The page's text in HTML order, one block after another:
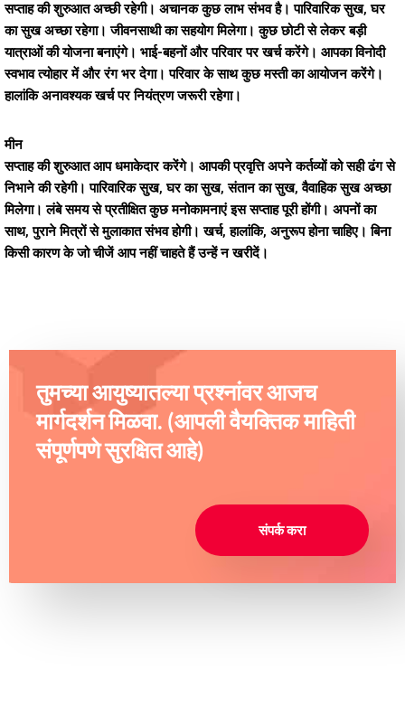
सप्ताह की शुरुआत अच्छी रहेगी। अचानक कुछ लाभ संभव है। पारिवारिक सुख, घर
का सुख अच्छा रहेगा। जीवनसाथी का सहयोग मिलेगा। कुछ छोटी से लेकर बड़ी
यात्राओं की योजना बनाएंगे। भाई-बहनों और परिवार पर खर्च करेंगे। आपका विनोदी
स्वभाव त्योहार में और रंग भर देगा। परिवार के साथ कुछ मस्ती का आयोजन करेंगे।
हालांकि अनावश्यक खर्च पर नियंत्रण जरूरी रहेगा।
मीन
सप्ताह की शुरुआत आप धमाकेदार करेंगे। आपकी प्रवृत्ति अपने कर्तव्यों को सही ढंग से
निभाने की रहेगी। पारिवारिक सुख, घर का सुख, संतान का सुख, वैवाहिक सुख अच्छा
मिलेगा। लंबे समय से प्रतीक्षित कुछ मनोकामनाएं इस सप्ताह पूरी होंगी। अपनों का
साथ, पुराने मित्रों से मुलाकात संभव होगी। खर्च, हालांकि, अनुरूप होना चाहिए। बिना
किसी कारण के जो चीजें आप नहीं चाहते हैं उन्हें न खरीदें।
तुमच्या आयुष्यातल्या प्रश्नांवर आजच
मार्गदर्शन मिळवा. (आपली वैयक्तिक माहिती
संपूर्णपणे सुरक्षित आहे)
संपर्क करा